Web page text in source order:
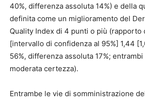
40%, differenza assoluta 14%) e della
definita come un miglioramento del
Quality Index di 4 punti o più (rapporto
[intervallo di confidenza al 95%] 1,44
56%, differenza assoluta 17%;
moderata certezza).
Entrambe le vie di somministrazione